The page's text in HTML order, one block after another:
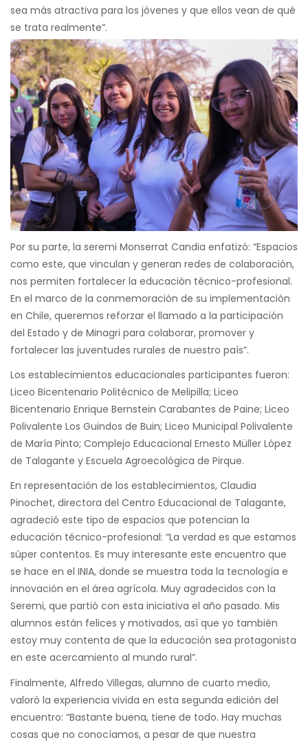
sea más atractiva para los jóvenes y que ellos vean de qué
se trata realmente”.
Por su parte, la seremi Monserrat Candia enfatizó: “Espacios
como este, que vinculan y generan redes de colaboración,
nos permiten fortalecer la educación técnico-profesional.
En el marco de la conmemoración de su implementación
en Chile, queremos reforzar el llamado a la participación
del Estado y de Minagri para colaborar, promover y
fortalecer las juventudes rurales de nuestro país”.
Los establecimientos educacionales participantes fueron:
Liceo Bicentenario Politécnico de Melipilla; Liceo
Bicentenario Enrique Bernstein Carabantes de Paine; Liceo
Polivalente Los Guindos de Buin; Liceo Municipal Polivalente
de María Pinto; Complejo Educacional Ernesto Müller López
de Talagante y Escuela Agroecológica de Pirque.
En representación de los establecimientos, Claudia
Pinochet, directora del Centro Educacional de Talagante,
agradeció este tipo de espacios que potencian la
educación técnico-profesional: “La verdad es que estamos
súper contentos. Es muy interesante este encuentro que
se hace en el INIA, donde se muestra toda la tecnología e
innovación en el área agrícola. Muy agradecidos con la
Seremi, que partió con esta iniciativa el año pasado. Mis
alumnos están felices y motivados, así que yo también
estoy muy contenta de que la educación sea protagonista
en este acercamiento al mundo rural”.
Finalmente, Alfredo Villegas, alumno de cuarto medio,
valoró la experiencia vivida en esta segunda edición del
encuentro: “Bastante buena, tiene de todo. Hay muchas
cosas que no conocíamos, a pesar de que nuestra